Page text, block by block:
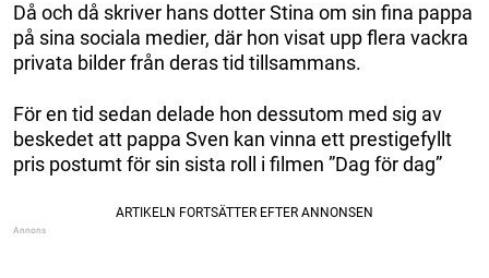
Då och då skriver hans dotter Stina om sin fina pappa
på sina sociala medier, där hon visat upp flera vackra
privata bilder från deras tid tillsammans.
För en tid sedan delade hon dessutom med sig av
beskedet att pappa Sven kan vinna ett prestigefyllt
pris postumt för sin sista roll i filmen ”Dag för dag”